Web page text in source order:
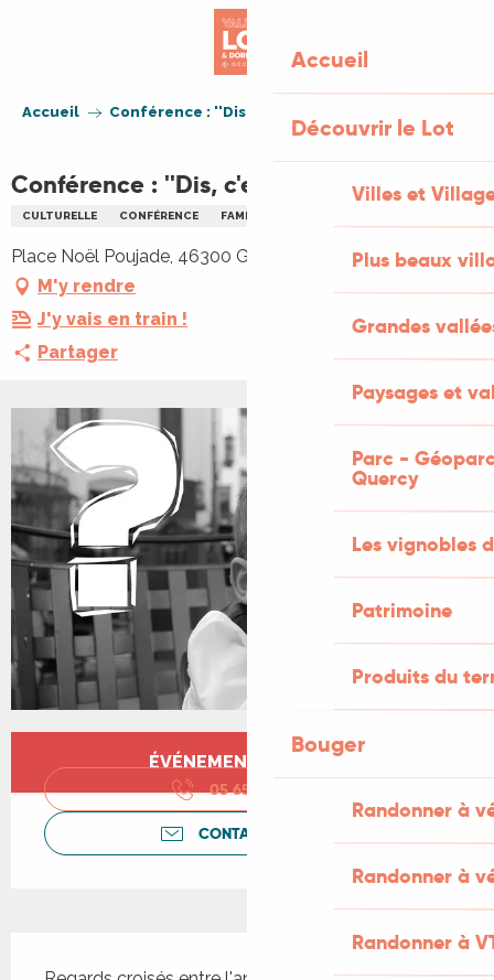
Accueil
Découvrir le Lot
Villes et
Plus beaux
Grandes
Paysages et
Parc -
Quercy
Les vignobles
Patrimoine
Produits du
Bouger
Randonner à
Randonner à
Randonner à
Accueil Conférence : ''Dis, c'est quoi la mort?''
Conférence : ''Dis, c'est quoi la mort?''
CULTURELLE CONFÉRENCE FAMILLE
Place Noël Poujade, 46300 Gourdon
M'y rendre
J'y vais en train !
Partager
Ouverture et coordonnées
ÉVÉNEMENT TERMINÉ
05 65 41 30
CONTACTEZ-NOUS